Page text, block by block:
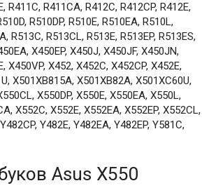
R411CA, R412C, R412CP, R412E,
R510DP, R510E, R510EA, R510L,
R513C, R513CL, R513E, R513EP, R513ES,
X450EP, X450J, X450JF, X450JN,
X452, X452C, X452CP, X452E,
X501XB815A, X501XB82A, X501XC60U,
X550DP, X550E, X550EA, X550L,
X552C, X552E, X552EA, X552EP, X552CL,
Y482E, Y482EA, Y482EP, Y581C,
Asus X550